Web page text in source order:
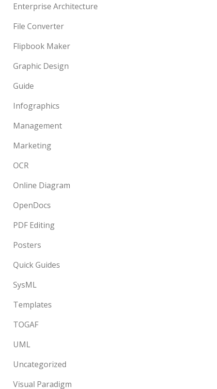
Enterprise Architecture
File Converter
Flipbook Maker
Graphic Design
Guide
Infographics
Management
Marketing
OCR
Online Diagram
OpenDocs
PDF Editing
Posters
Quick Guides
SysML
Templates
TOGAF
UML
Uncategorized
Visual Paradigm